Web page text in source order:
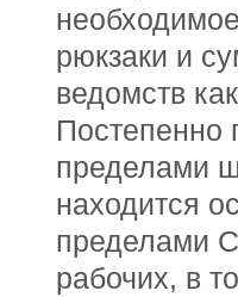
рюкзаки и
ведомств
Постепенно
пределами
находится
пределами
рабочих, в